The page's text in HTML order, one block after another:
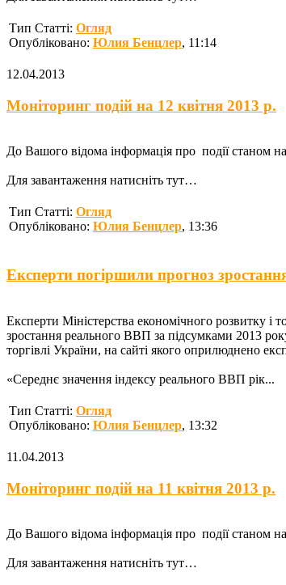
Тип Статті: Огляд
Опубліковано: Юлия Бенцлер, 11:14
12.04.2013
Моніторинг подій на 12 квітня 2013 р.
До Вашого відома інформація про події станом
Для завантаження натисніть тут…
Тип Статті: Огляд
Опубліковано: Юлия Бенцлер, 13:36
Експерти погіршили прогноз
Експерти Міністерства економічного розвитку і
зростання реального ВВП за підсумками 2013
торгівлі України, на сайті якого оприлюднено
«Середнє значення індексу реального ВВП рік...
Тип Статті: Огляд
Опубліковано: Юлия Бенцлер, 13:32
11.04.2013
Моніторинг подій на 11 квітня 2013 р.
До Вашого відома інформація про події станом
Для завантаження натисніть тут…